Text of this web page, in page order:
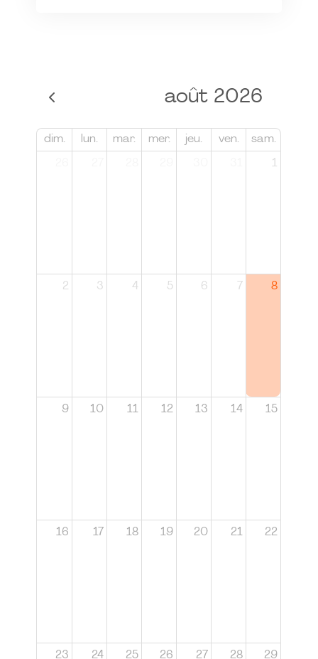
août 2026
dim. lun. mar. mer. jeu. ven. sam.
1
2 3 4 5 6 7 8
9 10 11 12 13 14 15
16 17 18 19 20 21 22
23 24 25 26 27 28 29